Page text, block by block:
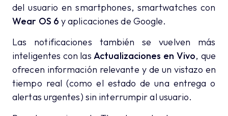
del usuario en smartphones, smartwatches con
Wear OS 6 y aplicaciones de Google.
Las notificaciones también se vuelven más
inteligentes con lasActualizaciones en Vivo, que
ofrecen información relevante y de un vistazo en
tiempo real (como el estado de una entrega o
alertas urgentes) sin interrumpir al usuario.